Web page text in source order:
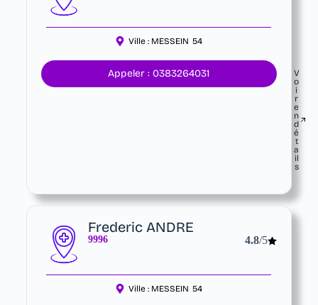
Ville : MESSEIN 54
Appeler : 0383264031
V
o
i
r
e
n
d
é
t
a
il
s
Frederic ANDRE
9996 4.8/5
Ville : MESSEIN 54